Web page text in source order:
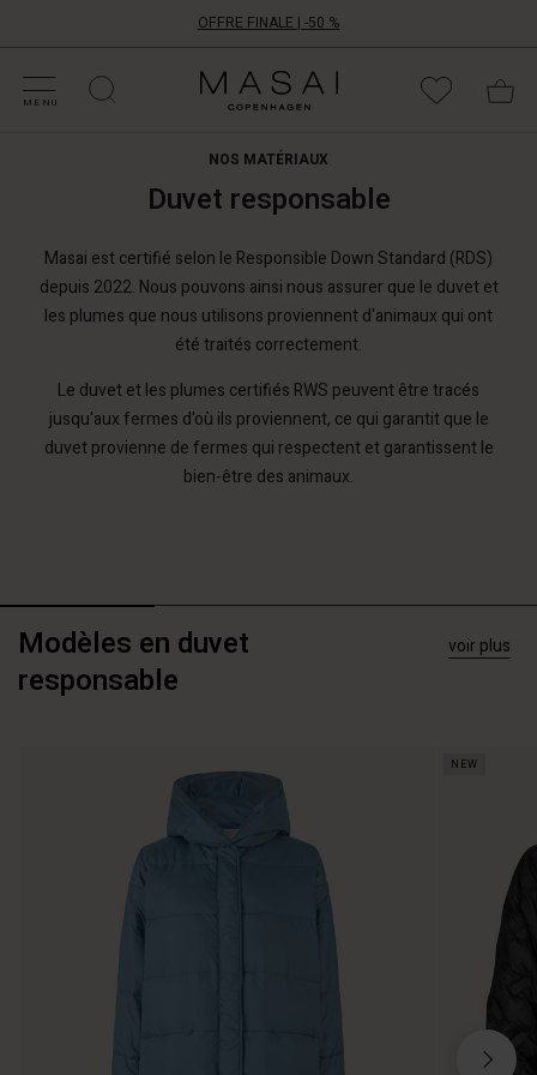
OFFRE FINALE | -50 %
MENU
Masai
Clothing
NOS MATÉRIAUX
Duvet responsable
Masai est certifié selon le Responsible Down Standard (RDS)
depuis 2022. Nous pouvons ainsi nous assurer que le duvet et
les plumes que nous utilisons proviennent d'animaux qui ont
été traités correctement.
Le duvet et les plumes certifiés RWS peuvent être tracés
jusqu'aux fermes d'où ils proviennent, ce qui garantit que le
duvet provienne de fermes qui respectent et garantissent le
bien-être des animaux.
Modèles en duvet
responsable
voir plus
NEW